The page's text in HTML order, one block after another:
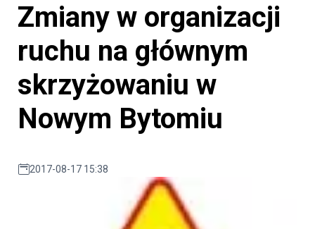
Zmiany w organizacji
ruchu na głównym
skrzyżowaniu w
Nowym Bytomiu
2017-08-17 15:38